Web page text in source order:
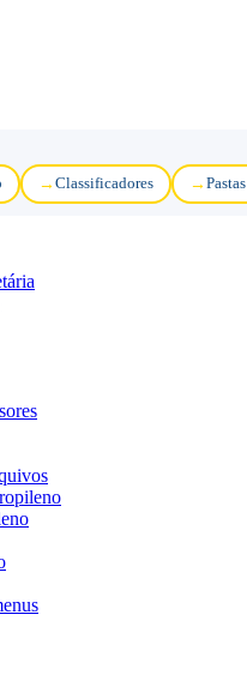
Classificadores